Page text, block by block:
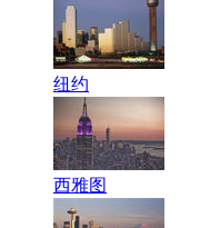
纽约
西雅图